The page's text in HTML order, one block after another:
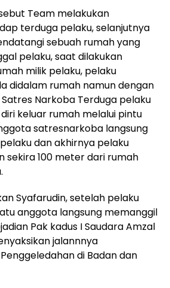
Team melakukan
terduga pelaku, selanjutnya
sebuah rumah yang
pelaku, saat dilakukan
milik pelaku, pelaku
didalam rumah namun dengan
Narkoba Terduga pelaku
keluar rumah melalui pintu
satresnarkoba langsung
dan akhirnya pelaku
sekira 100 meter dari rumah
Syafarudin, setelah pelaku
anggota langsung memanggil
Pak kadus I Saudara Amzal
jalannnya
di Badan dan